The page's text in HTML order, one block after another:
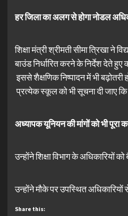
हरजिलाकाअलगसेहोगानोडल
शिक्षा मंत्री श्रीमती सीमा त्रिखा ने
बाउंड निर्धारित करने के निर्देश देते
इससे शैक्षणिक निष्पादन में भी बढ़ोतरी
प्रत्येक स्कूल को भी सूचना दी जाए
अध्यापकयूनियनकीमांगोंकोभीपूरा
उन्होंने शिक्षा विभाग के
उन्होंने मौके पर उपस्थित
Share this: